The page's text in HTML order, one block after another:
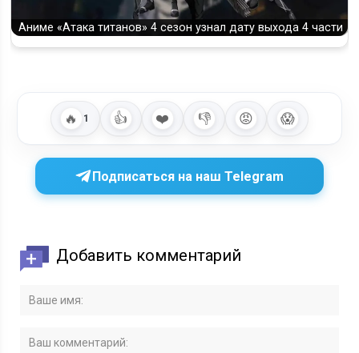
Аниме «Атака титанов» 4 сезон узнал дату выхода 4 части
🔥 1 👍 ❤️ 👎 😡 😱
Подписаться на наш Telegram
Добавить комментарий